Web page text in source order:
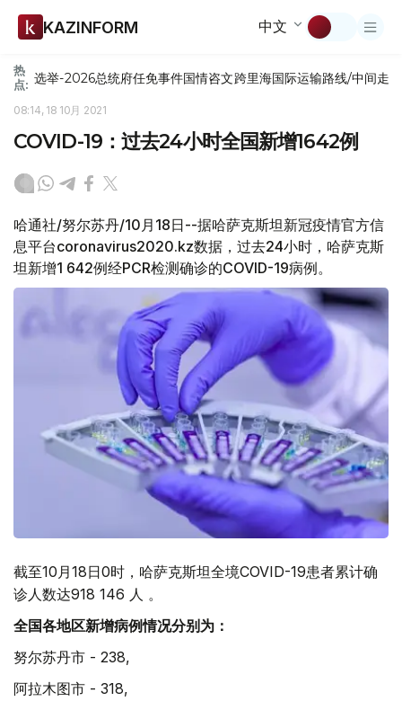
KAZINFORM 中文
热
点: 选举-2026总统府任免事件国情咨文跨里海国际运输路线/中间走廊
08:14, 18 10月 2021
COVID-19：过去24小时全国新增1642例
哈通社/努尔苏丹/10月18日--据哈萨克斯坦新冠疫情官方信
息平台coronavirus2020.kz数据，过去24小时，哈萨克斯
坦新增1 642例经PCR检测确诊的COVID-19病例。
截至10月18日0时，哈萨克斯坦全境COVID-19患者累计确
诊人数达918 146 人 。
全国各地区新增病例情况分别为：
努尔苏丹市 - 238,
阿拉木图市 - 318,